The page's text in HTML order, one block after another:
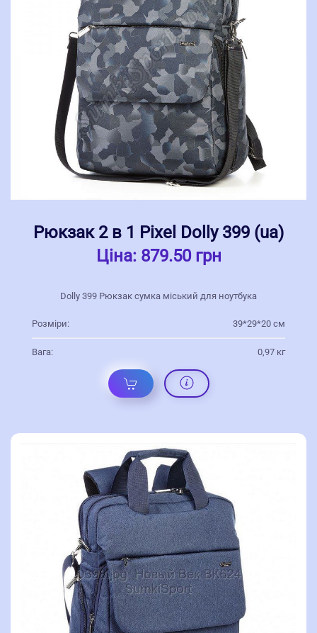
Рюкзак 2 в 1 Pixel Dolly 399 (ua)
Ціна: 879.50 грн
Dolly 399 Рюкзак сумка міський для ноутбука
Розміри: 39*29*20 см
Вага: 0,97 кг